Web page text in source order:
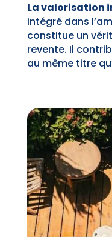
La valorisation
intégré dans
constitue un
revente. Il
au même titre